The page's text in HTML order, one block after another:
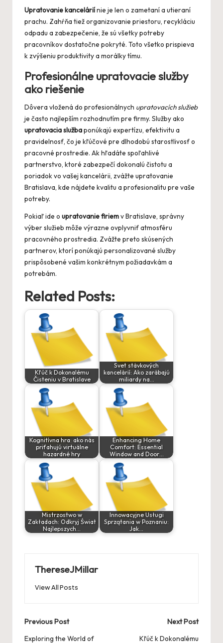
Upratovanie kanceláriínie je len o zametaní a utieraní
prachu. Zahŕňa tiež organizovanie priestoru, recykláciu
odpadu a zabezpečenie, že sú všetky potreby
pracovníkov dostatočne pokryté. Toto všetko prispieva
k zvýšeniu produktivity a morálky tímu.
Profesionálne upratovacie služby
ako riešenie
Dôvera vložená do profesionálnych upratovacích služieb
je často najlepším rozhodnutím pre firmy. Služby ako
upratovacia službaponúkajú expertízu, efektivitu a
pravidelnosť, čo je kľúčové pre dlhodobú starostlivosť o
pracovné prostredie. Ak hľadáte spoľahlivé
partnerstvo, ktoré zabezpečí dokonalú čistotu a
poriadok vo vašej kancelárii, zvážte upratovanie
Bratislava, kde nájdete kvalitu a profesionalitu pre vaše
potreby.
Pokiaľ ide o upratovanie firiemv Bratislave, správny
výber služieb môže výrazne ovplyvniť atmosféru
pracovného prostredia. Zvážte preto skúsených
partnerov, ktorí ponúkajú personalizované služby
prispôsobené vašim konkrétnym požiadavkám a
potrebám.
Related Posts:
Kľúč k Dokonalému
Čisteniu v Bratislave
Svet stávkových
kancelárií: Ako zarábajú
miliardy na…
Kognitívna hra: ako nás
priťahujú virtuálne
hazardné hry
Enhancing Home
Comfort: Essential
Window and Door…
Mistrzostwo w
Zakładach: Odkryj Świat
Najlepszych…
Innowacyjne Usługi
Sprzątania w Poznaniu:
Jak…
ThereseJMillar
View All Posts
Post
Previous Post
Exploring the World of
Next Post
Kľúč k Dokonalému